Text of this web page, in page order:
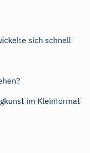
sich schnell
im Kleinformat